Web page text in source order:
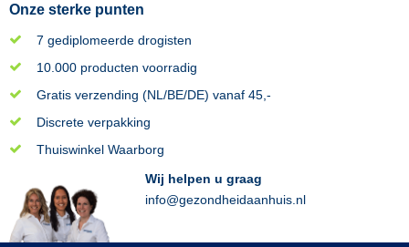
Onze sterke punten
7 gediplomeerde drogisten
10.000 producten voorradig
Gratis verzending (NL/BE/DE) vanaf 45,-
Discrete verpakking
Thuiswinkel Waarborg
Wij helpen u graag
info@gezondheidaanhuis.nl